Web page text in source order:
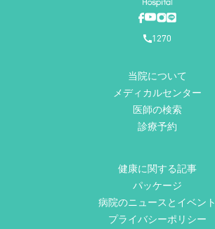
1270
当院について
メディカルセンター
医師の検索
診療予約
健康に関する記事
パッケージ
病院のニュースとイベント
プライバシーポリシー